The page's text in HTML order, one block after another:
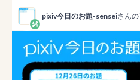
pixiv今日のお題-senseiさん